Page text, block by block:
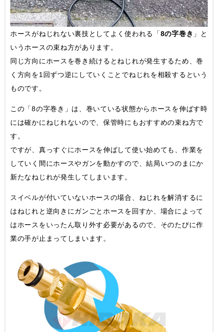
ホースがねじれない裏技としてよく使われる「8の字巻き 」と
いうホースの束ね方があります。
同じ方向にホースを巻き続けるとねじれが発生するため、巻
く方向を1回ずつ逆にしていくことでねじれを相殺するという
ものです。
この「8の字巻き」は、巻いている状態からホースを伸ばす時
には確かにねじれないので、保管時にもおすすめの束ね方で
す。
ですが、真っすぐにホースを伸ばして使い始めても、作業を
していく間にホースやガンを動かすので、結局いつのまにか
新たなねじれが発生してしまいます。
スイベルが付いていないホースの場合、ねじれを解消するに
はねじれと逆向きにガンごとホースを回すか、場合によって
はホースをいったん取り外す必要があるので、そのたびに作
業の手が止まってしまいます。